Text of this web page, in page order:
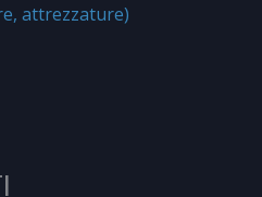
attrezzature)